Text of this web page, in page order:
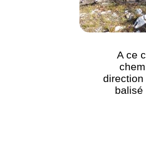
A ce
direction
balisé